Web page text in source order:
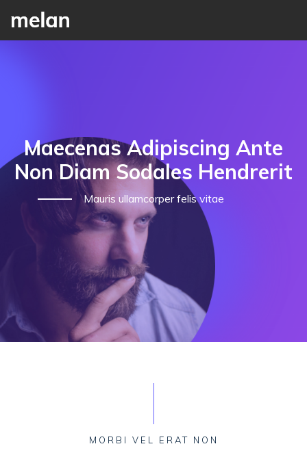
Maecenas Adipiscing Ante
Non Diam Sodales Hendrerit
Mauris ullamcorper felis vitae
MORBI VEL ERAT NON